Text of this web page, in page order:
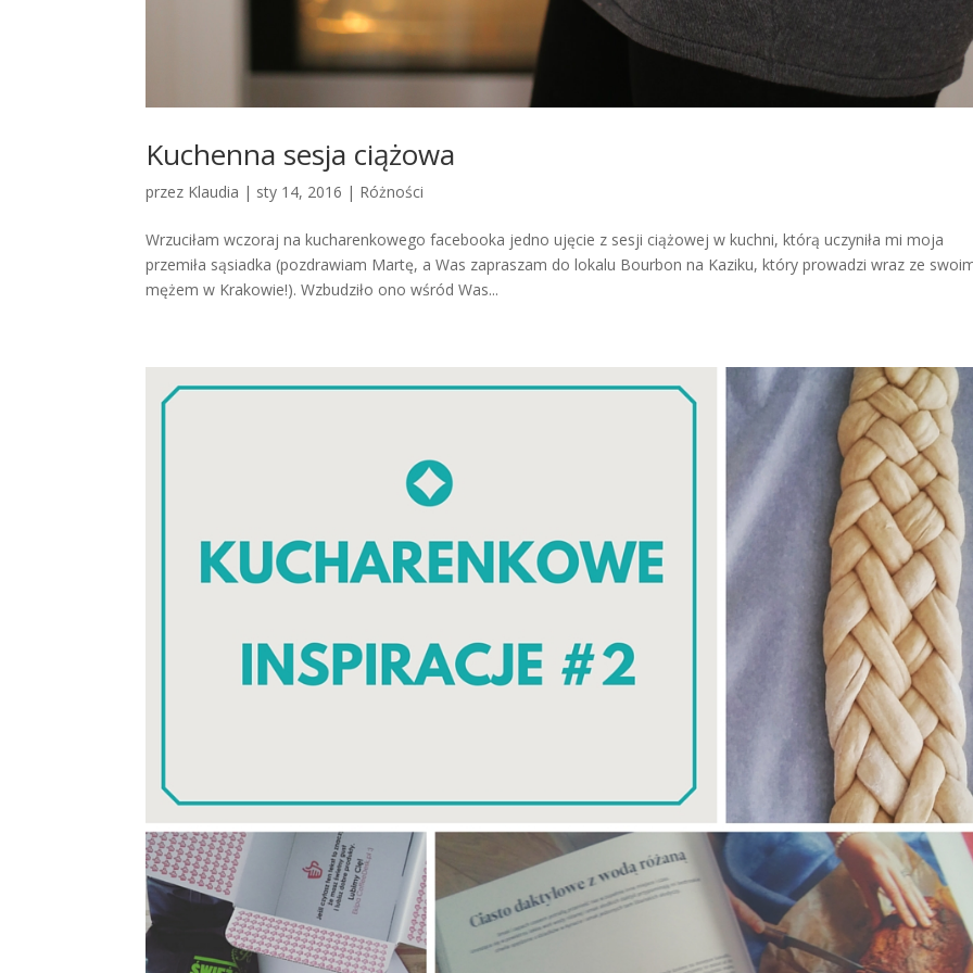
Kuchenna sesja ciążowa
przez Klaudia | sty 14, 2016 | Różności
Wrzuciłam wczoraj na kucharenkowego facebooka jedno ujęcie z sesji ciążowej w kuchni, którą uczyniła mi moja
przemiła sąsiadka (pozdrawiam Martę, a Was zapraszam do lokalu Bourbon na Kaziku, który prowadzi wraz ze
mężem w Krakowie!). Wzbudziło ono wśród Was...